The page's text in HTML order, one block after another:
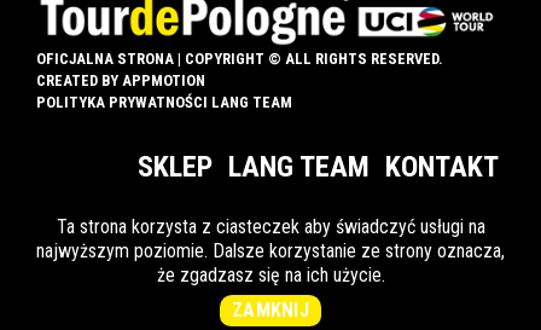
OFICJALNA STRONA | COPYRIGHT © ALL RIGHTS RESERVED.
CREATED BY APPMOTION
POLITYKA PRYWATNOŚCI LANG TEAM
SKLEP LANG TEAM KONTAKT
INFO DLA OZN
Ta strona korzysta z ciasteczek aby świadczyć usługi na
najwyższym poziomie. Dalsze korzystanie ze strony oznacza,
że zgadzasz się na ich użycie.
ZAMKNIJ